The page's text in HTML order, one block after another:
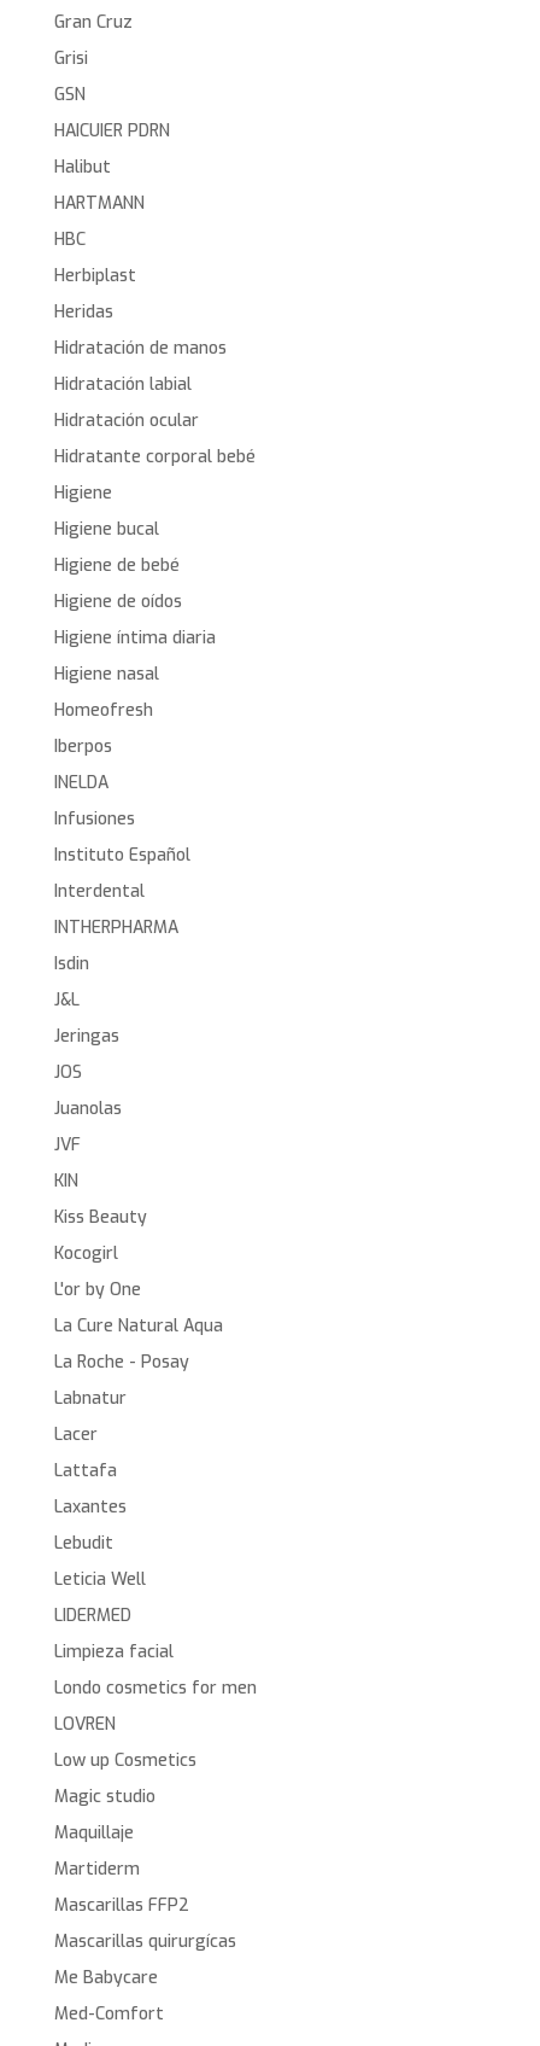
Gran Cruz
Grisi
GSN
HAICUIER PDRN
Halibut
HARTMANN
HBC
Herbiplast
Heridas
Hidratación de manos
Hidratación labial
Hidratación ocular
Hidratante corporal bebé
Higiene
Higiene bucal
Higiene de bebé
Higiene de oídos
Higiene íntima diaria
Higiene nasal
Homeofresh
Iberpos
INELDA
Infusiones
Instituto Español
Interdental
INTHERPHARMA
Isdin
J&L
Jeringas
JOS
Juanolas
JVF
KIN
Kiss Beauty
Kocogirl
L'or by One
La Cure Natural Aqua
La Roche - Posay
Labnatur
Lacer
Lattafa
Laxantes
Lebudit
Leticia Well
LIDERMED
Limpieza facial
Londo cosmetics for men
LOVREN
Low up Cosmetics
Magic studio
Maquillaje
Martiderm
Mascarillas FFP2
Mascarillas quirurgícas
Me Babycare
Med-Comfort